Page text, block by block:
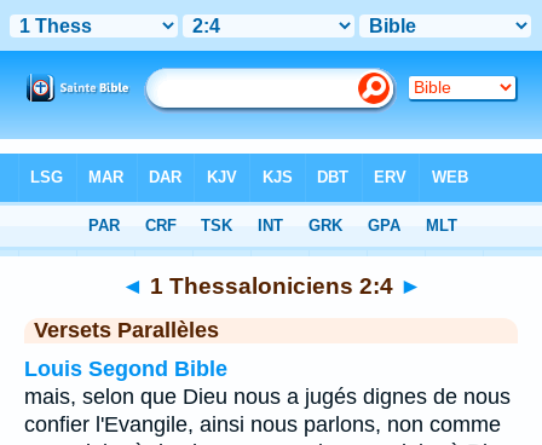
1 Thessaloniciens> Chapitre 2> Verset 4
◄ 1 Thessaloniciens 2:4 ►
Versets Parallèles
Louis Segond Bible
mais, selon que Dieu nous a jugés dignes de nous
confier l'Evangile, ainsi nous parlons, non comme